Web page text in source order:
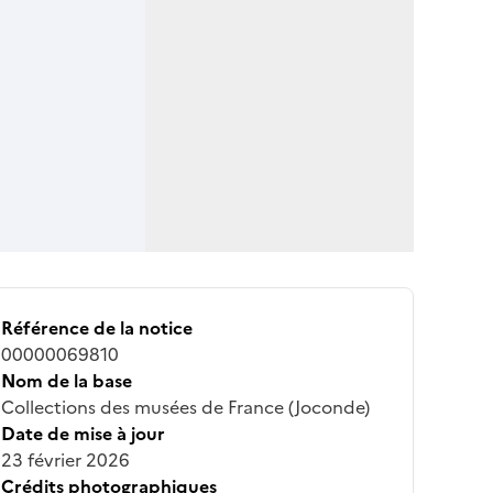
Référence de la notice
00000069810
Nom de la base
Collections des musées de France (Joconde)
Date de mise à jour
23 février 2026
Crédits photographiques